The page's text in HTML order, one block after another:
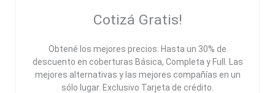
Cotizá Gratis!
Obtené los mejores precios: Hasta un 30% de
descuento en coberturas Básica, Completa y Full. Las
mejores alternativas y las mejores compañías en un
sólo lugar. Exclusivo Tarjeta de crédito.